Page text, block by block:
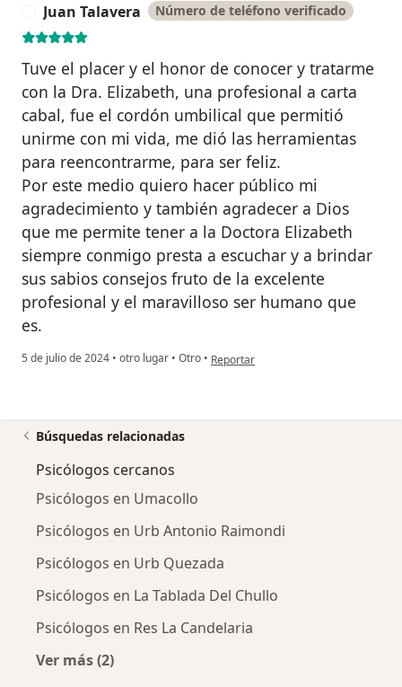
Juan Talavera Número de teléfono verificado
Tuve el placer y el honor de conocer y tratarme
con la Dra. Elizabeth, una profesional a carta
cabal, fue el cordón umbilical que permitió
unirme con mi vida, me dió las herramientas
para reencontrarme, para ser feliz.
Por este medio quiero hacer público mi
agradecimiento y también agradecer a Dios
que me permite tener a la Doctora Elizabeth
siempre conmigo presta a escuchar y a brindar
sus sabios consejos fruto de la excelente
profesional y el maravilloso ser humano que
es.
5 de julio de 2024 • otro lugar • Otro • en opinión del usuario Juan Talavera
Reportar
Búsquedas relacionadas
Psicólogos cercanos
Psicólogos en Umacollo
Psicólogos en Urb Antonio Raimondi
Psicólogos en Urb Quezada
Psicólogos en La Tablada Del Chullo
Psicólogos en Res La Candelaria
Ver más (2)